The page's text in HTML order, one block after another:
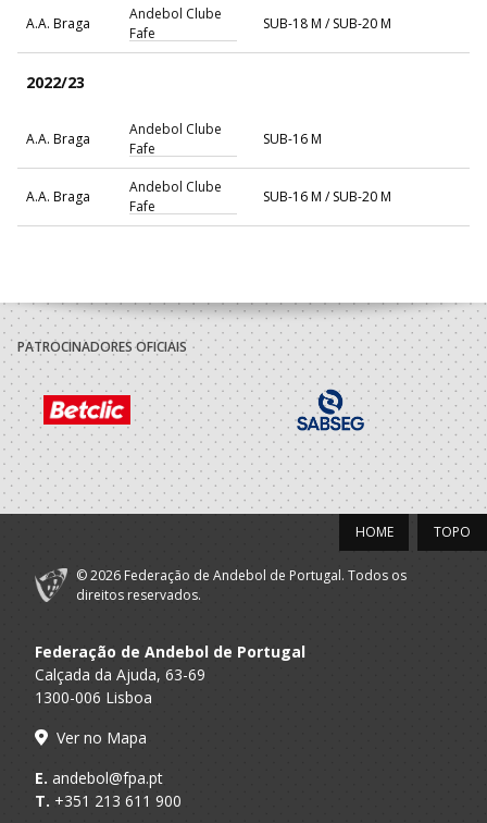
A.A. Braga
Andebol Clube
Fafe
SUB-18 M / SUB-20 M
2022/23
A.A. Braga
Andebol Clube
Fafe
SUB-16 M
A.A. Braga
Andebol Clube
Fafe
SUB-16 M / SUB-20 M
A.A. Braga
Andebol Clube
Fafe
SUB-16 M
PATROCINADORES OFICIAIS
TOPO
HOME
© 2026 Federação de Andebol de Portugal. Todos os
direitos reservados.
Federação de Andebol de Portugal
Calçada da Ajuda, 63-69
1300-006 Lisboa
Ver no Mapa
E. andebol@fpa.pt
T. +351 213 611 900